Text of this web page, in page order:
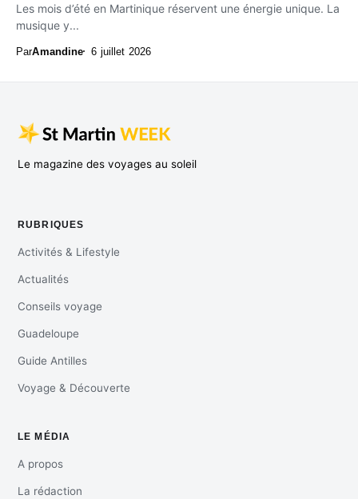
Les mois d’été en Martinique réservent une énergie unique. La
musique y...
ParAmandine 6 juillet 2026
Le magazine des voyages au soleil
RUBRIQUES
Activités & Lifestyle
Actualités
Conseils voyage
Guadeloupe
Guide Antilles
Voyage & Découverte
LE MÉDIA
A propos
La rédaction